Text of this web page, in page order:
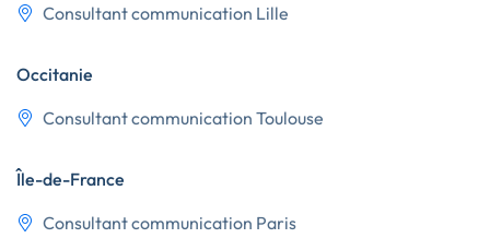
Consultant communication Lille
Occitanie
Consultant communication Toulouse
Île-de-France
Consultant communication Paris